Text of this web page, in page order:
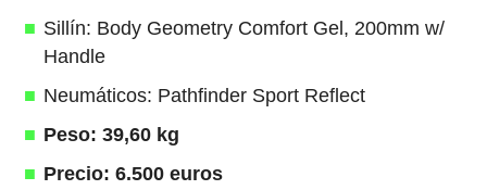
Sillín: Body Geometry Comfort Gel, 200mm w/
Handle
Neumáticos: Pathfinder Sport Reflect
Peso: 39,60 kg
Precio: 6.500 euros